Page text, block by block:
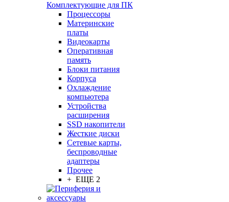
Комплектующие для ПК
Процессоры
Материнские
платы
Видеокарты
Оперативная
память
Блоки питания
Корпуса
Охлаждение
компьютера
Устройства
расширения
SSD накопители
Жесткие диски
Сетевые карты,
беспроводные
адаптеры
Прочее
+ ЕЩЕ 2